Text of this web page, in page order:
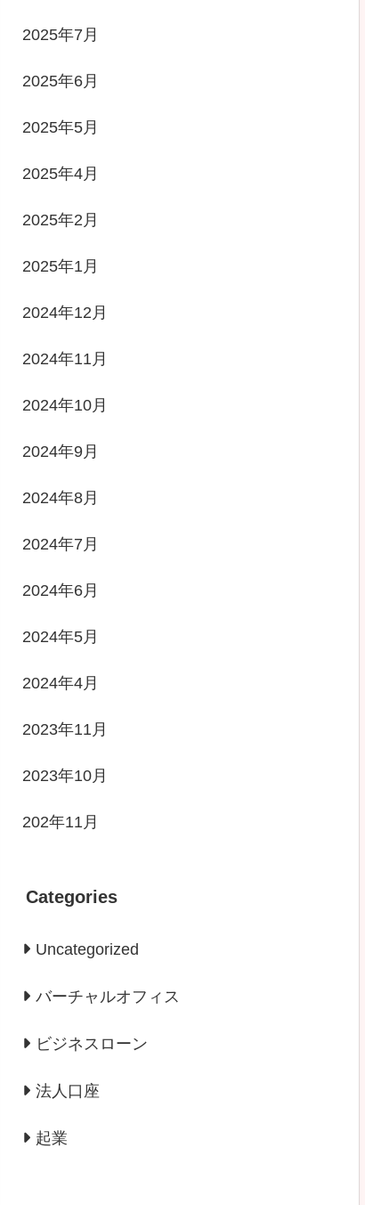
2025年7月
2025年6月
2025年5月
2025年4月
2025年2月
2025年1月
2024年12月
2024年11月
2024年10月
2024年9月
2024年8月
2024年7月
2024年6月
2024年5月
2024年4月
2023年11月
2023年10月
202年11月
Categories
Uncategorized
バーチャルオフィス
ビジネスローン
法人口座
起業